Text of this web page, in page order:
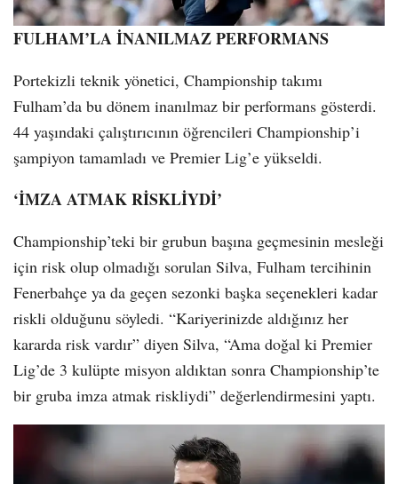
FULHAM’LA İNANILMAZ PERFORMANS
Portekizli teknik yönetici, Championship takımı
Fulham’da bu dönem inanılmaz bir performans gösterdi.
44 yaşındaki çalıştırıcının öğrencileri Championship’i
şampiyon tamamladı ve Premier Lig’e yükseldi.
‘İMZA ATMAK RİSKLİYDİ’
Championship’teki bir grubun başına geçmesinin mesleği
için risk olup olmadığı sorulan Silva, Fulham tercihinin
Fenerbahçe ya da geçen sezonki başka seçenekleri kadar
riskli olduğunu söyledi. “Kariyerinizde aldığınız her
kararda risk vardır” diyen Silva, “Ama doğal ki Premier
Lig’de 3 kulüpte misyon aldıktan sonra Championship’te
bir gruba imza atmak riskliydi” değerlendirmesini yaptı.